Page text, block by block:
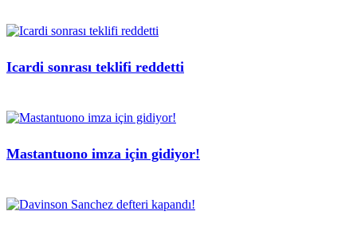
Icardi sonrası teklifi reddetti
Mastantuono imza için gidiyor!